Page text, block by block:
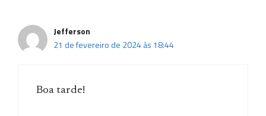
Jefferson
21 de fevereiro de 2024 às 18:44
Boa tarde!